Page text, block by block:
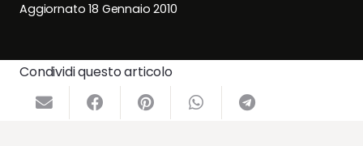
Aggiornato18 Gennaio 2010
Condividi questo articolo